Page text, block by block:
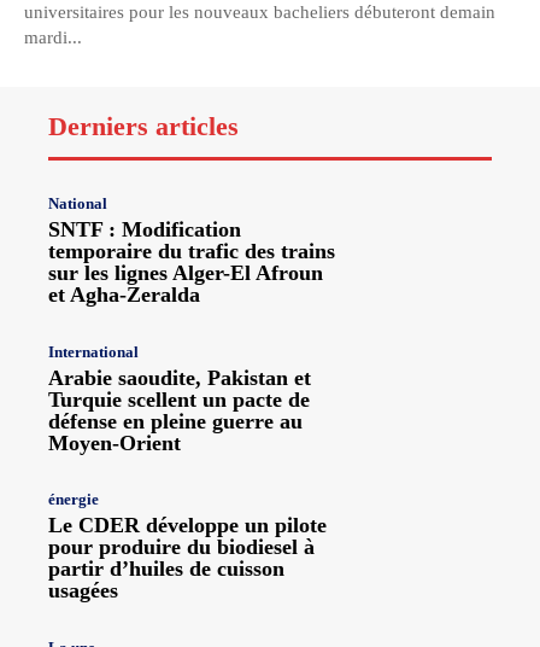
universitaires pour les nouveaux bacheliers débuteront demain
mardi...
Derniers articles
National
SNTF : Modification
temporaire du trafic des trains
sur les lignes Alger-El Afroun
et Agha-Zeralda
International
Arabie saoudite, Pakistan et
Turquie scellent un pacte de
défense en pleine guerre au
Moyen-Orient
énergie
Le CDER développe un pilote
pour produire du biodiesel à
partir d’huiles de cuisson
usagées